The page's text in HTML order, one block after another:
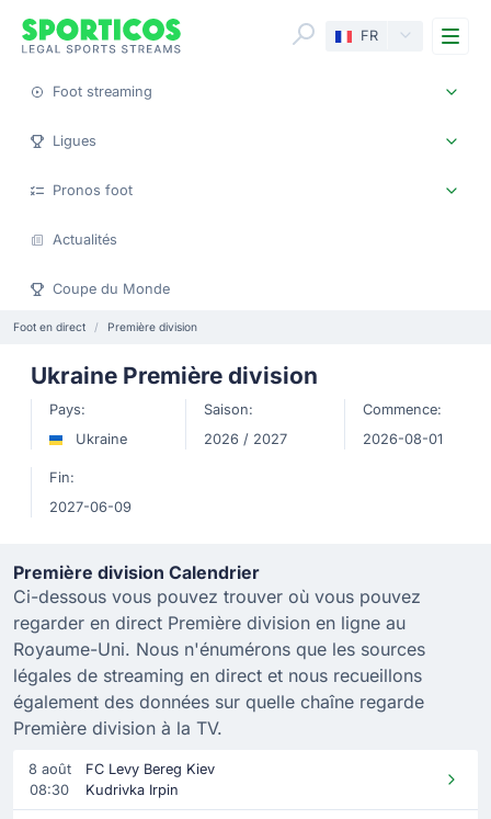
FR
Foot streaming
Ligues
Pronos foot
Actualités
Coupe du Monde
Foot en direct Première division
Ukraine Première division
Pays:
Ukraine
Saison:
2026 / 2027
Commence:
2026-08-01
Fin:
2027-06-09
Première division Calendrier
Ci-dessous vous pouvez trouver où vous pouvez
regarder en direct Première division en ligne au
Royaume-Uni. Nous n'énumérons que les sources
légales de streaming en direct et nous recueillons
également des données sur quelle chaîne regarde
Première division à la TV.
8 août
08:30
FC Levy Bereg Kiev
Kudrivka Irpin